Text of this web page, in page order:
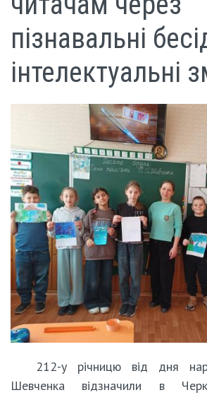
пізнавальні
інтелектуальні
212-у річницю від дня
Шевченка відзначили в